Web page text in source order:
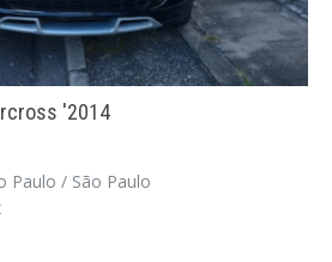
'2014
Paulo / São Paulo